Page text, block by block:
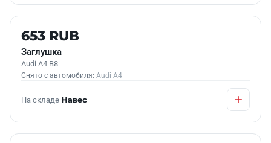
Б/У В НАЛИЧИИ
653 RUB
Заглушка
Audi A4 B8
Снято с автомобиля: Audi A4
На складе Навес